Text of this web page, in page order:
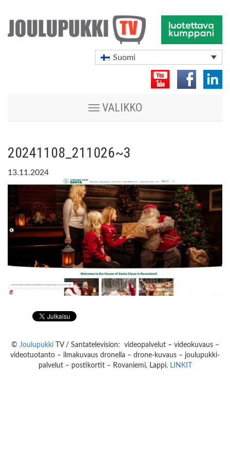
Suomi
VaihdaVALIKKO
20241108_211026~3
13.11.2024
© JoulupukkiTV / Santatelevision: videopalvelut – videokuvaus –
videotuotanto – ilmakuvaus dronella – drone-kuvaus – joulupukki-
palvelut – postikortit – Rovaniemi, Lappi. LINKIT